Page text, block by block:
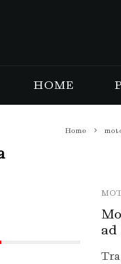
HOME
Home
ad